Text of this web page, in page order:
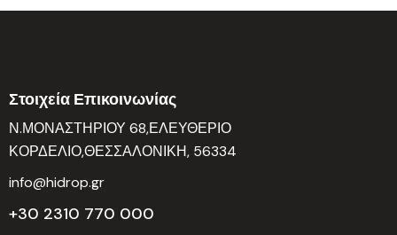
Στοιχεία Επικοινωνίας
Ν.ΜΟΝΑΣΤΗΡΙΟΥ 68,ΕΛΕΥΘΕΡΙΟ
ΚΟΡΔΕΛΙΟ,ΘΕΣΣΑΛΟΝΙΚΗ, 56334
info@hidrop.gr
+30 2310 770 000